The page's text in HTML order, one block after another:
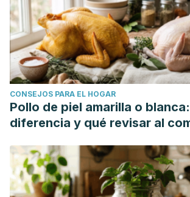
CONSEJOS PARA EL HOGAR
Pollo de piel amarilla o
diferencia y qué revisar al